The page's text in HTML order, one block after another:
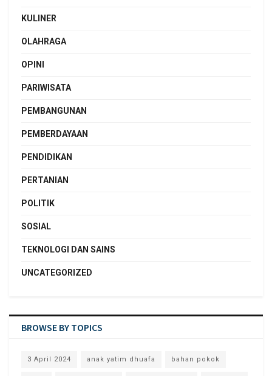
KULINER
OLAHRAGA
OPINI
PARIWISATA
PEMBANGUNAN
PEMBERDAYAAN
PENDIDIKAN
PERTANIAN
POLITIK
SOSIAL
TEKNOLOGI DAN SAINS
UNCATEGORIZED
BROWSE BY TOPICS
3 April 2024 anak yatim dhuafa bahan pokok